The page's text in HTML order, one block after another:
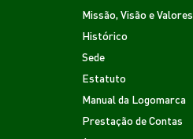
Missão, Visão e Valores
Histórico
Sede
Estatuto
Manual da Logomarca
Prestação de Contas